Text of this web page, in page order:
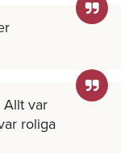
Allt var
roliga